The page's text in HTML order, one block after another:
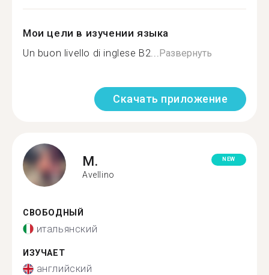
Мои цели в изучении языка
Un buon livello di inglese B2...Развернуть
Скачать приложение
M.
Avellino
NEW
СВОБОДНЫЙ
итальянский
ИЗУЧАЕТ
английский